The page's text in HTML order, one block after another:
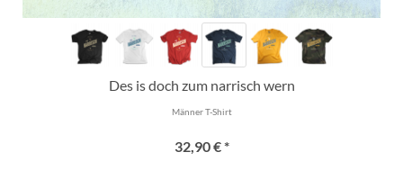
Des is doch zum narrisch wern
Männer T-Shirt
32,90 € *